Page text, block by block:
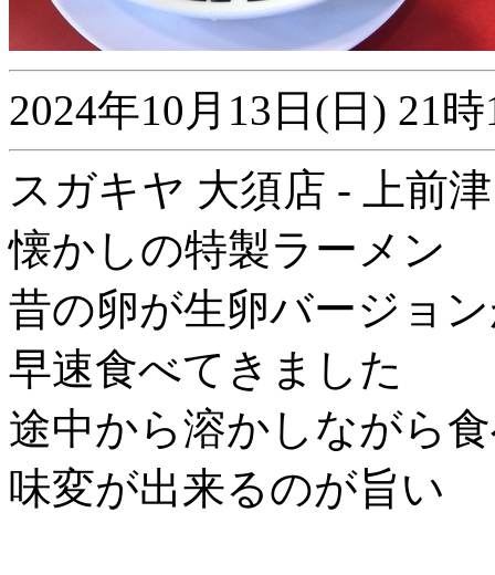
2024年10月13日(日) 21
スガキヤ 大須店 - 上前津
懐かしの特製ラーメン
昔の卵が生卵バージョ
早速食べてきました
途中から溶かしながら
味変が出来るのが旨い